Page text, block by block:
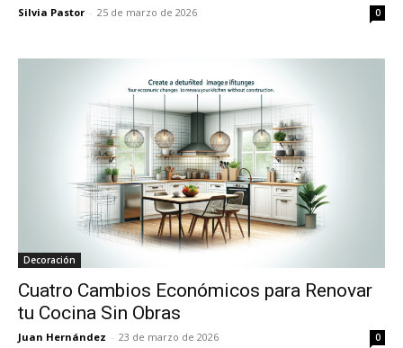
Silvia Pastor - 25 de marzo de 2026 0
Decoración
Cuatro Cambios Económicos para Renovar
tu Cocina Sin Obras
Juan Hernández - 23 de marzo de 2026 0